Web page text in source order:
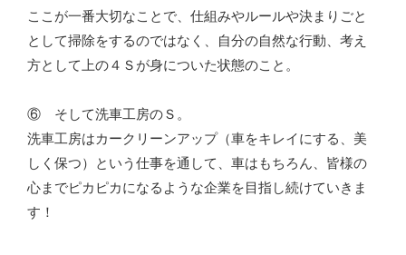
ここが一番大切なことで、仕組みやルールや決まりごと
として掃除をするのではなく、自分の自然な行動、考え
方として上の４Ｓが身についた状態のこと。
⑥ そして洗車工房のＳ。
洗車工房はカークリーンアップ（車をキレイにする、美
しく保つ）という仕事を通して、車はもちろん、皆様の
心までピカピカになるような企業を目指し続けていきま
す！